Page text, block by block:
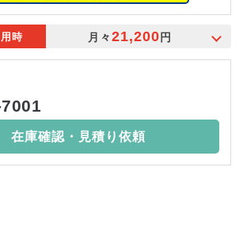
時 月々21,200 円
在庫確認・見積り依頼